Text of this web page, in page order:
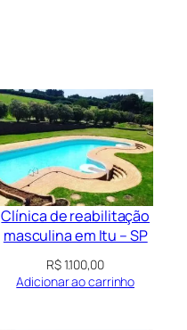
Clínica de reabilitação
masculina em Itu – SP
R$1.100,00
Adicionar ao carrinho